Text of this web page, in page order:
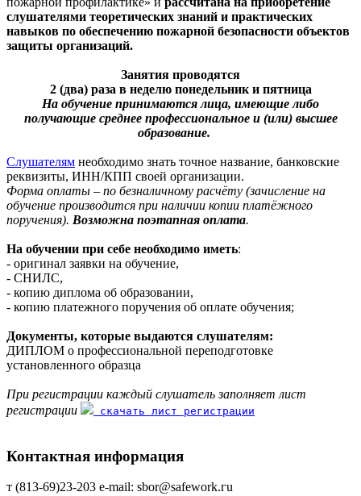
слушателями теоретических знаний и практических
навыков по обеспечению пожарной безопасности объектов
защиты организаций.
Занятия проводятся
2 (два) раза в неделю понедельник и пятница
На обучение принимаются лица, имеющие либо
получающие среднее профессиональное и (или) высшее
образование.
Слушателям необходимо знать точное название, банковские
реквизиты, ИНН/КПП своей организации.
Форма оплаты – по безналичному расчёту (зачисление на
обучение производится при наличии копии платёжного
поручения). Возможна поэтапная оплата.
На обучении при себе необходимо иметь:
- оригинал заявки на обучение,
- СНИЛС,
- копию диплома об образовании,
- копию платежного поручения об оплате обучения;
Документы, которые выдаются слушателям:
ДИПЛОМ о профессиональной переподготовке
установленного образца
При регистрации каждый слушатель заполняет лист
регистрации
скачать лист регистрации
Контактная информация
т (813-69)23-203 е-mаil: sbor@safework.гu